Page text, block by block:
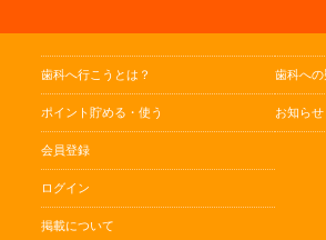
歯科へ行こうとは？
ポイント貯める・使う
会員登録
ログイン
掲載について
歯科へ
お知らせ